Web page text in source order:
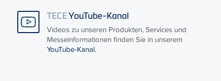
TECEYouTube-Kanal
Videos zu unseren Produkten, Services und
Messeinformationen finden Sie in unserem
YouTube-Kanal.